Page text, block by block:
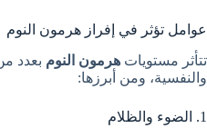
عوامل تؤثر في إفراز هرمون النوم
تتأثر مستويات هرمون النوم بعدد
والنفسية، ومن أبرزها:
1. الضوء والظلام